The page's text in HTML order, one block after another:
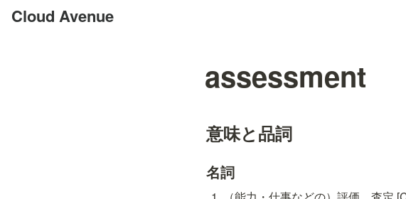
Cloud Avenue
assessment
意味と品詞
名詞